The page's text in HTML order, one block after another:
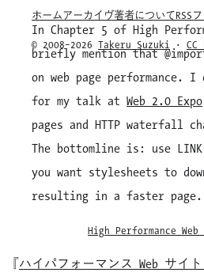
In Chapter 5 of High
briefly mention that
on web page performance.
for my talk at Web 2.0 Expo
pages and HTTP waterfall
The bottomline is: use
you want stylesheets to
resulting in a faster page.
High Performance
『ハイパフォーマンス Web サイ
ホームアーカイヴ著者についてRSS
© 2008–2026 Takeru Suzuki · CC